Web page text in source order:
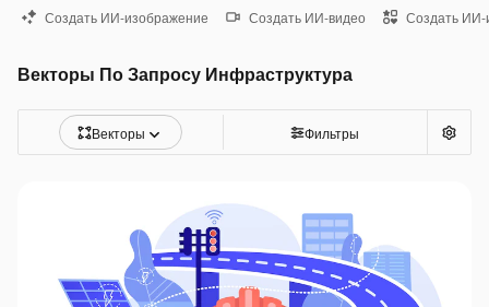
Создать ИИ-изображение Создать ИИ-видео Создать ИИ-
Векторы По Запросу Инфраструктура
Векторы Фильтры